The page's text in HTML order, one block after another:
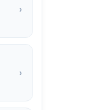
›
›